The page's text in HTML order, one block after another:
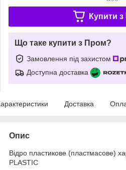
Купити з
Що таке купити з Пром?
Замовлення під захистом
Доступна доставка
Доставка
Опис
Відро пластикове (пластмасове)
PLASTIC